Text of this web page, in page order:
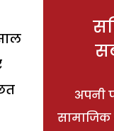
अपनी
सामाजिक